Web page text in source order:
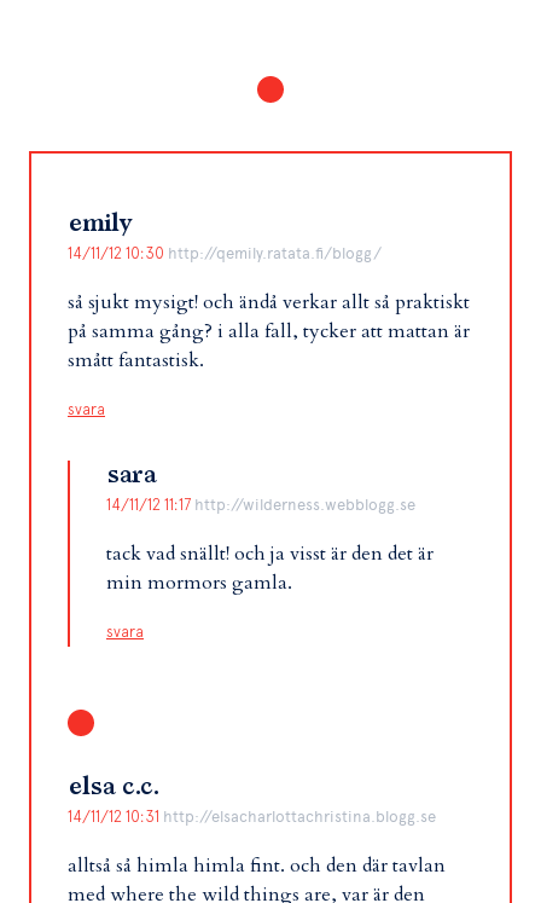
emily
14/11/12 10:30 http://qemily.ratata.fi/blogg/
så sjukt mysigt! och ändå verkar allt så praktiskt
på samma gång? i alla fall, tycker att mattan är
smått fantastisk.
svara
sara
14/11/12 11:17 http://wilderness.webblogg.se
tack vad snällt! och ja visst är den det är
min mormors gamla.
svara
elsa c.c.
14/11/12 10:31 http://elsacharlottachristina.blogg.se
alltså så himla himla fint. och den där tavlan
med where the wild things are, var är den